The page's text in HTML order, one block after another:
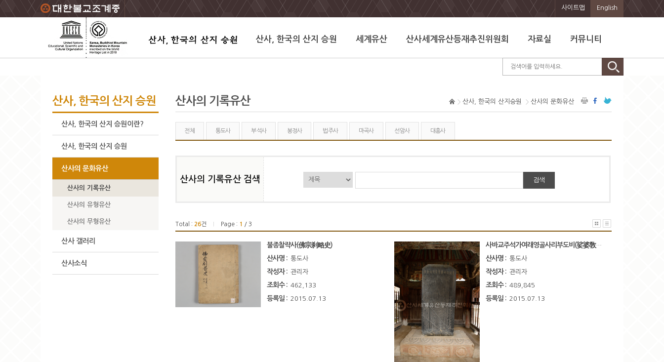
주요메뉴 바로가기
본문 바로가기
하단메뉴 바로가기 사이트맵 English
산사, 한국의 산지 승원 세계유산 산사세계유산등재추진위원회 자료실 커뮤니티
산사, 한국의 산지 승원
산사, 한국의 산지 승원이란?
산사, 한국의 산지 승원
산사의 문화유산
산사의 기록유산
산사의 유형유산
산사의 무형유산
산사 갤러리
산사소식
산사의 기록유산 산사, 한국의 산지승원 산사의 문화유산
전체 통도사 부석사 봉정사 법주사 마곡사 선암사 대흥사
산사의 기록유산 검색 검색
Total : 26건 Page : 1 / 3
불종찰략사(佛宗刹略史)
산사명 : 통도사
작성자 : 관리자
조회수 : 462,133
등록일 : 2015.07.13
사바교주석가여래영골사리부도비(娑婆敎主釋迦如來靈骨舍利浮圖碑)
산사명 : 통도사
작성자 : 관리자
조회수 : 489,845
등록일 : 2015.07.13